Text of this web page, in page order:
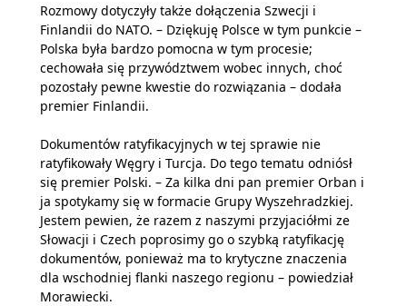
Rozmowy dotyczyły także dołączenia Szwecji i
Finlandii do NATO. – Dziękuję Polsce w tym punkcie –
Polska była bardzo pomocna w tym procesie;
cechowała się przywództwem wobec innych, choć
pozostały pewne kwestie do rozwiązania – dodała
premier Finlandii.
Dokumentów ratyfikacyjnych w tej sprawie nie
ratyfikowały Węgry i Turcja. Do tego tematu odniósł
się premier Polski. – Za kilka dni pan premier Orban i
ja spotykamy się w formacie Grupy Wyszehradzkiej.
Jestem pewien, że razem z naszymi przyjaciółmi ze
Słowacji i Czech poprosimy go o szybką ratyfikację
dokumentów, ponieważ ma to krytyczne znaczenia
dla wschodniej flanki naszego regionu – powiedział
Morawiecki.